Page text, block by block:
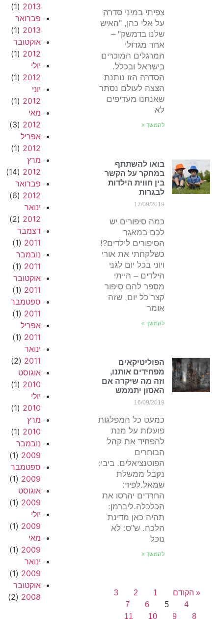
צפיתי במיני סדרה
על אלי כהן, "האיש
שלנו בדמשק" –
אחד מגדולי
המרגלים המוכרים
בישראל ובכלל.
הסדרה הזו נותנת
הצצה לעולם נסתר
שאנחנו מעדיפים
לא
להמשך »
בואו להשתתף
במחקר על הקשר
בין חווית הילדות
לבגרות
17/09/2019
כמה סיפורים יש
לכם במאגר
הסיפורים לילדים?!
כשלקחתי את אורי
ויוני בכל יום לגני
הילדים – הייתי
מספר להם סיפור
קצר כל יום, שזה
אומר
להמשך »
הפוליטיקאים
מפחידים אותנו,
וזה מה שיקרה אם
האסון יתממש
16/09/2019
כמעט כל המפלגות
פועלות על מנת
להפחיד את קהל
הבוחרים
הפוטנציאלים. ביבי:
נקבל ממשלת
שמאל.לפיד:
החרדים יהרסו את
הכלכלה.ליברמן:
תהיה כאן מדינת
הלכה. ש"ס: לא
נוכל
להמשך »
« הקודם 1
2
3
4
5
6
7
8
9
10
11
2013
(1)
פברואר
2013
(1)
אוקטובר
2012
(1)
יולי
2012
(1)
יוני
2012
(1)
מאי
2012
(3)
אפריל
2012
(1)
מרץ
2012
(14)
פברואר
2012
(6)
ינואר
2012
(2)
דצמבר
2011
(1)
נובמבר
2011
(1)
אוקטובר
2011
(1)
ספטמבר
2011
(1)
אפריל
2011
(1)
ינואר
2011
(2)
אוגוסט
2010
(1)
יולי
2010
(1)
מרץ
2010
(1)
נובמבר
2009
(1)
ספטמבר
2009
(1)
אוגוסט
2009
(1)
יולי
2009
(1)
מאי
2009
(1)
ינואר
2009
(1)
אוקטובר
2008
(2)